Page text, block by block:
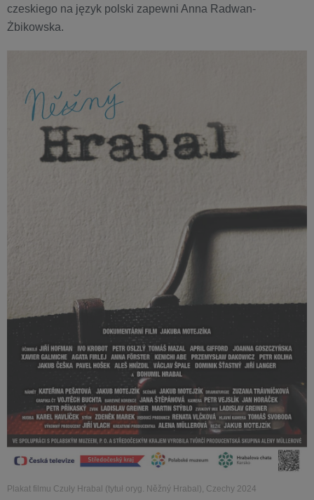
czeskiego na język polski zapewni Anna Radwan-
Żbikowska.
Plakat filmu Czuły Hrabal (tytuł oryg. Něžný Hrabal), Czechy 2024